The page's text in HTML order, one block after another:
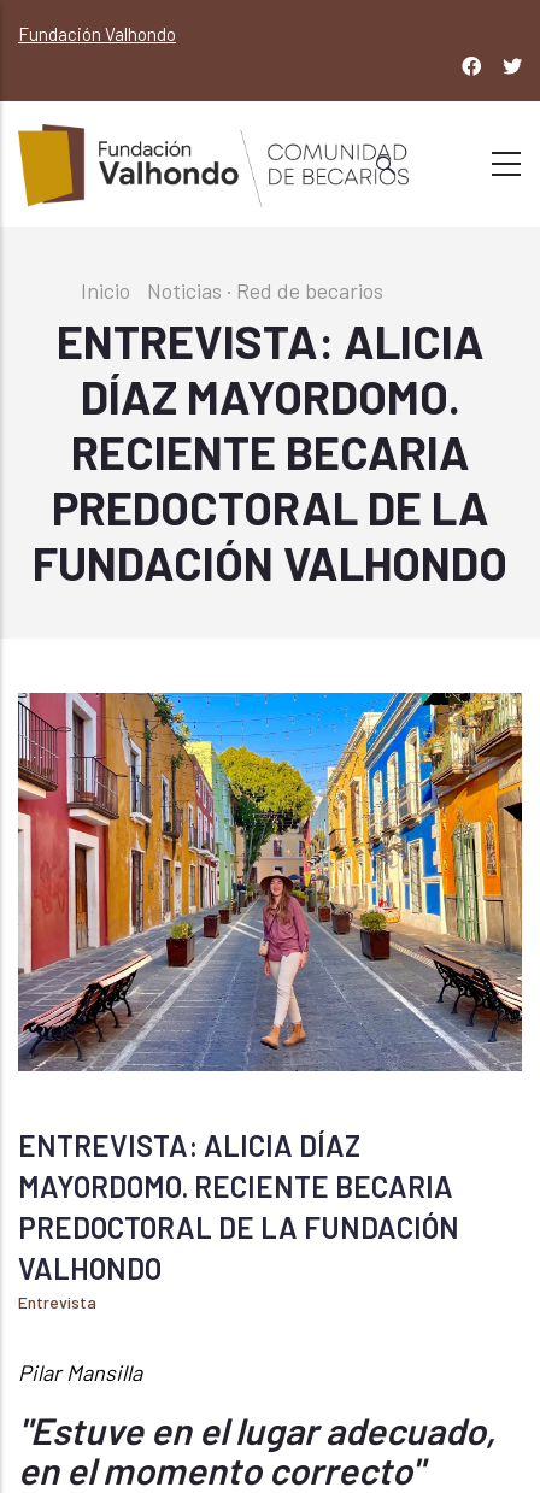
contenido
principal
Fundación Valhondo
Sobrescribir
enlaces
de
ayuda
a
la
navegación
Inicio Noticias · Red de becarios
ENTREVISTA: ALICIA
DÍAZ MAYORDOMO.
RECIENTE BECARIA
PREDOCTORAL DE LA
FUNDACIÓN VALHONDO
ENTREVISTA: ALICIA DÍAZ
MAYORDOMO. RECIENTE BECARIA
PREDOCTORAL DE LA FUNDACIÓN
VALHONDO
Entrevista
Pilar Mansilla
"Estuve en el lugar adecuado,
en el momento correcto"